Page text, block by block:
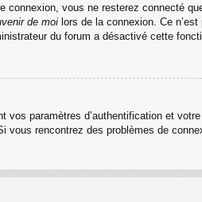
connexion, vous ne resterez connecté
de moi lors de la connexion. Ce
du forum a désactivé cette
paramètres d’authentification et
rencontrez des problèmes de